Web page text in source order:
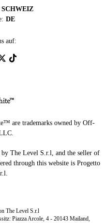
SCHWEIZ
DE
auf:
are trademarks owned by Off-
The Level S.r.l, and the seller of
through this website is Progetto
The Level S.r.l
Piazza Arcole, 4 - 20143 Mailand,